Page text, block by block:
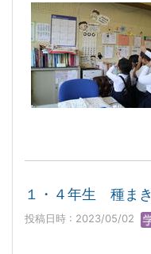
１・４年生 種まき
投稿日時 : 2023/05/02